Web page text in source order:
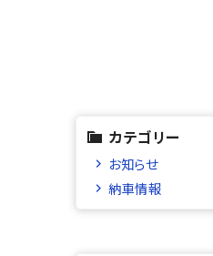
カテゴリー
お知らせ
納車情報